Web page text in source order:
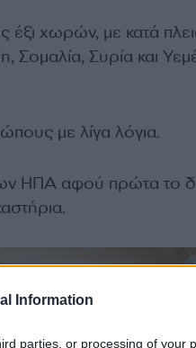
Information
parties, or processing of your
χωρών, με κατά
Σομαλία, Συρία και
με λίγα λόγια.
ΗΠΑ αφού πρώτα το